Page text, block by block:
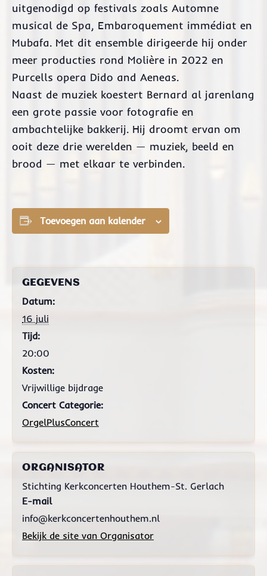
uitgenodigd op festivals zoals Automne
musical de Spa, Embaroquement immédiat en
Mubafa. Met dit ensemble dirigeerde hij onder
meer producties rond Molière in 2022 en
Purcells opera Dido and Aeneas.
Naast de muziek koestert Bernard al jarenlang
een grote passie voor fotografie en
ambachtelijke bakkerij. Hij droomt ervan om
ooit deze drie werelden — muziek, beeld en
brood — met elkaar te verbinden.
Toevoegen aan kalender
GEGEVENS
Datum:
16 juli
Tijd:
20:00
Kosten:
Vrijwillige bijdrage
Concert Categorie:
OrgelPlusConcert
ORGANISATOR
Stichting Kerkconcerten Houthem-St. Gerlach
E-mail
info@kerkconcertenhouthem.nl
Bekijk de site van Organisator